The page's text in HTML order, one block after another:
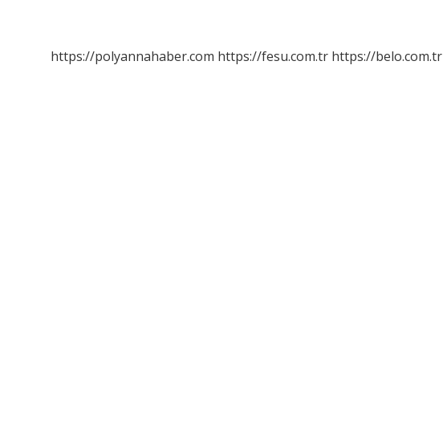
Olduğu
https://polyannahaber.com https://fesu.com.tr https://belo.com.tr